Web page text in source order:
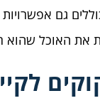
גם
את האוכל שהוא
ל